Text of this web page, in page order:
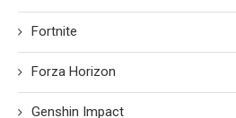
Fortnite
Forza Horizon
Genshin Impact